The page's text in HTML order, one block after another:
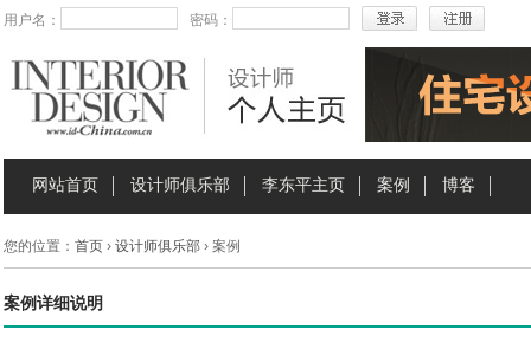
用户名： 密码：
网站首页 设计师俱乐部 李东平主页 案例 博客
您的位置： 首页› 设计师俱乐部› 案例
案例详细说明